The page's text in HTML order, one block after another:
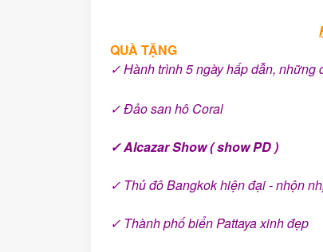
QUÀ TẶNG
✓ Hành trình 5 ngày hấp dẫn, những
✓Đảo san hô Coral
✓Alcazar Show ( show PD )
✓ Thủ đô Bangkok hiện đại - nhộn
✓ Thành phố biển Pattaya xinh đẹp